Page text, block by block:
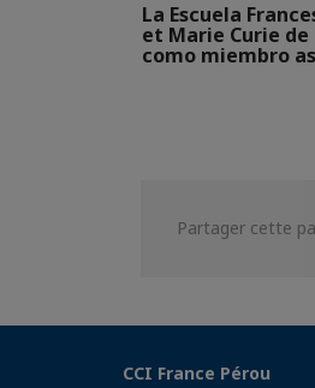
La Escuela
et Marie Curie de
como miembro
Partager cette
CCI France Pérou